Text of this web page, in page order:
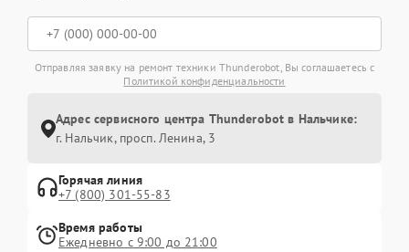
Отправляя заявку на ремонт техники Thunderobot, Вы соглашаетесь с
Политикой конфиденциальности
Адрес сервисного центра Thunderobot в Нальчике:
г. Нальчик, просп. Ленина, 3
Горячая линия
+7 (800) 301-55-83
Время работы
Ежедневно с 9:00 до 21:00